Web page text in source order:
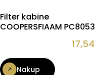
Filter kabine
COOPERSFIAAM PC8053
17,54
Nakup